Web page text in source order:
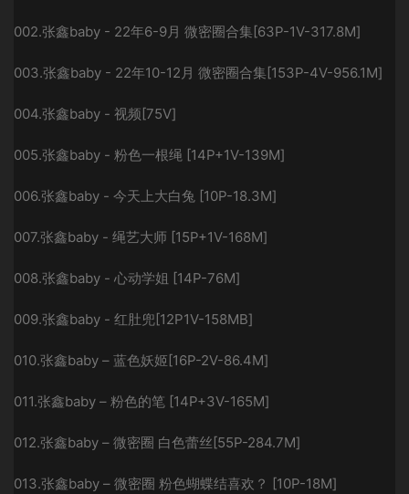
002.张鑫baby - 22年6-9月 微密圈合集[63P-1V-317.8M]
003.张鑫baby - 22年10-12月 微密圈合集[153P-4V-956.1M]
004.张鑫baby - 视频[75V]
005.张鑫baby - 粉色一根绳 [14P+1V-139M]
006.张鑫baby - 今天上大白兔 [10P-18.3M]
007.张鑫baby - 绳艺大师 [15P+1V-168M]
008.张鑫baby - 心动学姐 [14P-76M]
009.张鑫baby - 红肚兜[12P1V-158MB]
010.张鑫baby – 蓝色妖姬[16P-2V-86.4M]
011.张鑫baby – 粉色的笔 [14P+3V-165M]
012.张鑫baby – 微密圈 白色蕾丝[55P-284.7M]
013.张鑫baby – 微密圈 粉色蝴蝶结喜欢？ [10P-18M]